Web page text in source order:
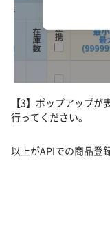
【3】ポップアップ
行ってください。
以上がAPIでの商品登